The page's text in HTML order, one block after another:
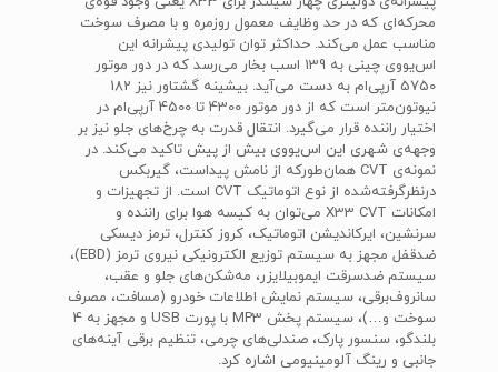
محرکه‌ای که در حد وظایف معمول روزمره و با مصرف سوخت
مناسب عمل می‌کند. حداکثر توان تولیدی پیشرانه این
اس‌یو‌وی چینی به 139 اسب بخار می‌رسد که در دور موتور
5750 آرپی‌ام به دست می‌آید. بیشینه گشتاور نیز 182
نیوتون‌متر است که از دور موتور 4300 تا 4500 آرپی‌ام در
اختیار راننده قرار می‌گیرد. انتقال قدرت به چرخ‌های جلو نیز بر
وجهه‌ی شهری این اس‌یو‌وی بیش از پیش تاکید می‌کند. در
نمونه‌ی CVT همان‌طورکه از نامش پیداست، گیربکس
درنظرگرفته‌شده از نوع اتوماتیک CVT است. از تجهیزات و
امکانات X33 CVT می‌توان به کیسه هوا برای راننده و
سرنشین، ایرکاندیشن اتوماتیک، کروز کنترل، ترمز دیسکی
ضدقفل مجهز به سیستم توزیع الکترونیکی نیروی ترمز (EBD)،
سیستم ضدسرقت ایموبیلایزر، مه‌شکن‌های جلو و عقب،
سانروف‌برقی، سیستم نمایش اطلاعات خودرو (مسافت، مصرف
سوخت و…)، سیستم پخش MP3 با پورت USB و مجهز به 4
بلندگو، سنسور پارک، صندلی‌های چرمی، تنظیم برقی آینه‌های
جانبی و رینگ آلومینیومی اشاره کرد.